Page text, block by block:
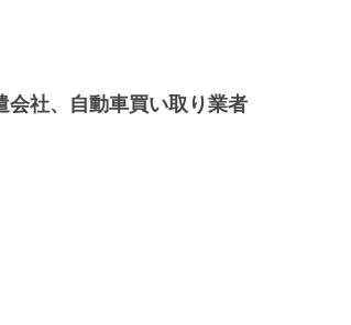
社、自動車買い取り業者